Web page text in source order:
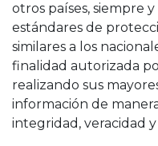
otros países, siempre
estándares de
similares a los
finalidad autorizada
realizando sus
información de
integridad, veracidad